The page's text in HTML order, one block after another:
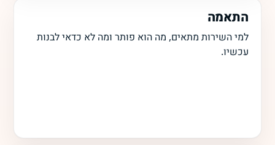
התאמה
למי השירות מתאים, מה הוא פותר ומה לא כדאי לבנות
עכשיו.